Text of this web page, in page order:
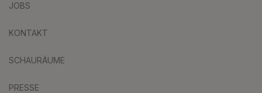
JOBS
KONTAKT
SCHAURÄUME
PRESSE